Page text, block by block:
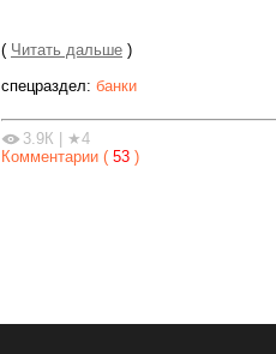
( Читать дальше )
спецраздел: банки
3.9К
★4
Комментарии ( 53 )